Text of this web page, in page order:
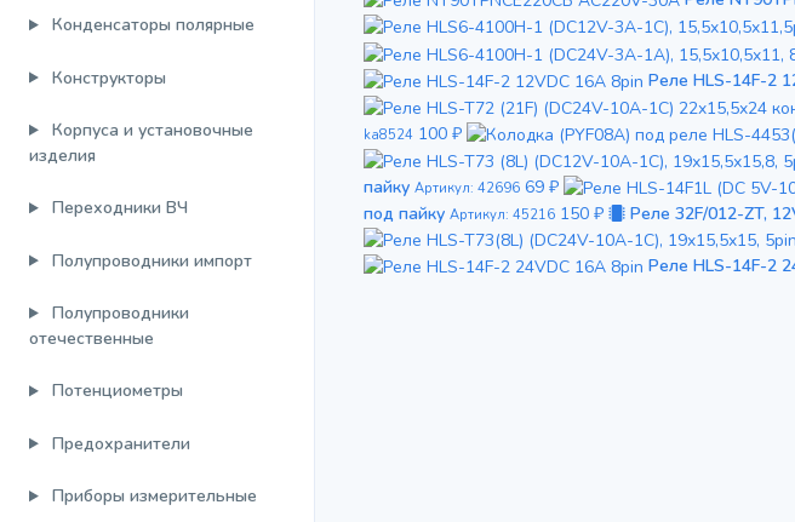
Конденсаторы полярные
Конструкторы
Корпуса и установочные
изделия
Переходники ВЧ
Полупроводники импорт
Полупроводники
отечественные
Потенциометры
Предохранители
Приборы измерительные
Реле HLS-14F-2
ka8524 100 ₽
пайку Артикул: 42696 69 ₽
под пайку Артикул: 45216 150 ₽ Реле 32F/012-ZT,
Реле HLS-14F-2